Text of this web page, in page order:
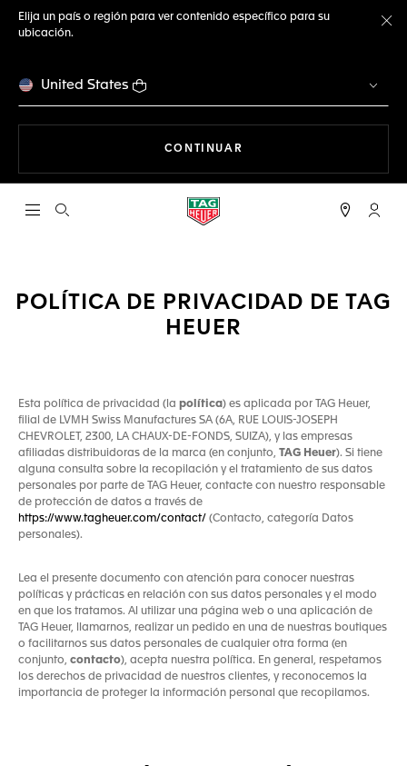
Elija un país o región para ver contenido específico para su
ubicación.
United States
CONTINUAR
Abrir el menú de búsqueda
POLÍTICA DE PRIVACIDAD DE TAG
HEUER
Esta política de privacidad (la política) es aplicada por TAG Heuer,
filial de LVMH Swiss Manufactures SA (6A, RUE LOUIS-JOSEPH
CHEVROLET, 2300, LA CHAUX-DE-FONDS, SUIZA), y las empresas
afiliadas distribuidoras de la marca (en conjunto, TAG Heuer). Si tiene
alguna consulta sobre la recopilación y el tratamiento de sus datos
personales por parte de TAG Heuer, contacte con nuestro responsable
de protección de datos a través de
https://www.tagheuer.com/contact/ (Contacto, categoría Datos
personales).
Lea el presente documento con atención para conocer nuestras
políticas y prácticas en relación con sus datos personales y el modo
en que los tratamos. Al utilizar una página web o una aplicación de
TAG Heuer, llamarnos, realizar un pedido en una de nuestras boutiques
o facilitarnos sus datos personales de cualquier otra forma (en
conjunto, contacto), acepta nuestra política. En general, respetamos
los derechos de privacidad de nuestros clientes, y reconocemos la
importancia de proteger la información personal que recopilamos.